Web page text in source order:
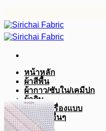
ไป
ยัง
หน้าหลัก
ผ้าสีพื้น
ผ้ากาว/ซับใน/เคมีปก
ผ้าดิบ
ผ้าสูท/เครื่องแบบ
อุปกรณ์อื่นๆ
บทความ